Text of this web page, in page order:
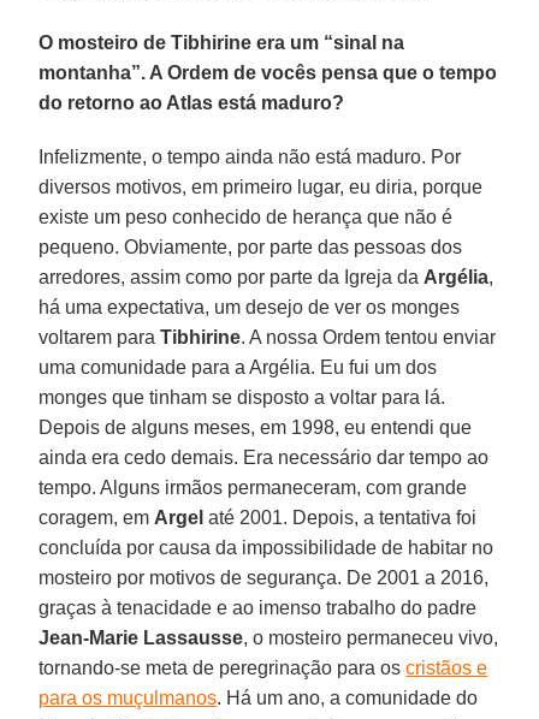
O mosteiro de Tibhirine era um “sinal na
montanha”. A Ordem de vocês pensa que o tempo
do retorno ao Atlas está maduro?
Infelizmente, o tempo ainda não está maduro. Por
diversos motivos, em primeiro lugar, eu diria, porque
existe um peso conhecido de herança que não é
pequeno. Obviamente, por parte das pessoas dos
arredores, assim como por parte da Igreja da Argélia,
há uma expectativa, um desejo de ver os monges
voltarem paraTibhirine. A nossa Ordem tentou enviar
uma comunidade para a Argélia. Eu fui um dos
monges que tinham se disposto a voltar para lá.
Depois de alguns meses, em 1998, eu entendi que
ainda era cedo demais. Era necessário dar tempo ao
tempo. Alguns irmãos permaneceram, com grande
coragem, em Argel até 2001. Depois, a tentativa foi
concluída por causa da impossibilidade de habitar no
mosteiro por motivos de segurança. De 2001 a 2016,
graças à tenacidade e ao imenso trabalho do padre
Jean-Marie Lassausse, o mosteiro permaneceu vivo,
tornando-se meta de peregrinação para oscristãos e
para os muçulmanos. Há um ano, a comunidade do